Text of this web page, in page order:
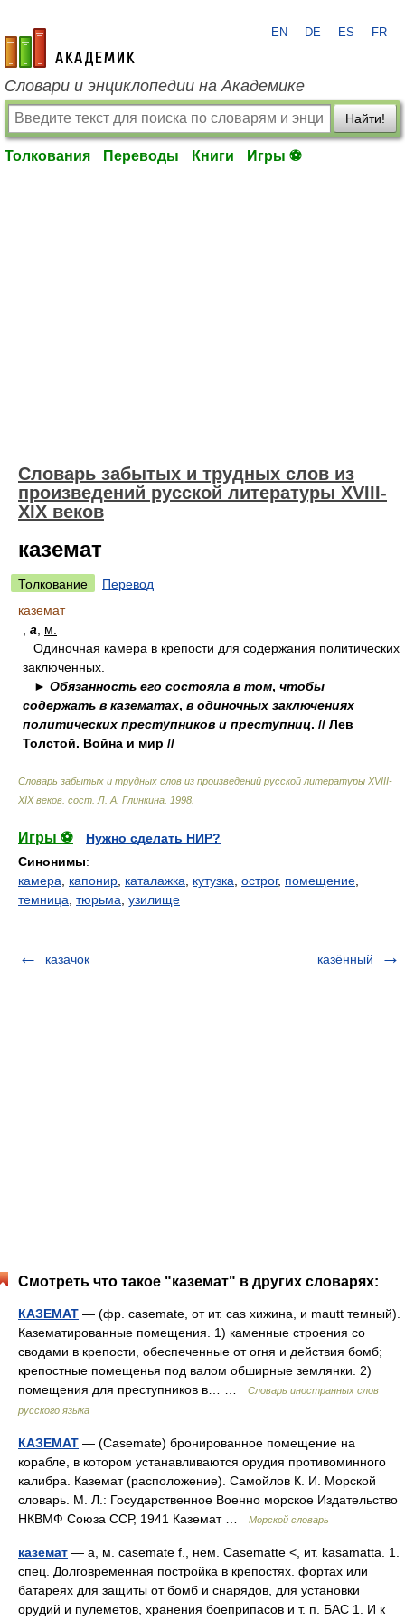
academic.ru
EN DE ES FR
Словари и энциклопедии на Академике
Найти!
Толкования Переводы Книги Игры ⚽
Словарь забытых и трудных слов из
произведений русской литературы ХVIII-
ХIХ веков
каземат
Толкование
Перевод
каземат
а
м.
Одиночная камера в крепости для содержания политических
заключенных.
► Обязанность его состояла в том, чтобы
содержать в казематах, в одиночных заключениях
политических преступников и преступниц. // Лев
Толстой. Война и мир //
Словарь забытых и трудных слов из произведений русской литературы ХVIII-
ХIХ веков сост. Л. А. Глинкина 1998
Игры ⚽
Нужно сделать НИР?
Синонимы:
камера
капонир каталажка кутузка острог, помещение
темница тюрьма узилище
казачок казённый
Смотреть что такое "каземат" в других словарях:
КАЗЕМАТ — (фр. casemate, от ит. cas хижина, и mautt темный).
Казематированные помещения. 1) каменные строения со
сводами в крепости, обеспеченные от огня и действия бомб;
крепостные помещенья под валом обширные землянки. 2)
помещения для преступников в… …
Словарь иностранных слов
русского языка
КАЗЕМАТ — (Casemate) бронированное помещение на
корабле, в котором устанавливаются орудия противоминного
калибра. Каземат (расположение). Самойлов К. И. Морской
словарь. М. Л.: Государственное Военно морское Издательство
НКВМФ Союза ССР, 1941 Каземат …
Морской словарь
каземат — а, м. casemate f., нем. Casematte <, ит. kasamatta. 1.
спец. Долговременная постройка в крепостях. фортах или
батареях для защиты от бомб и снарядов, для установки
орудий и пулеметов, хранения боеприпасов и т. п. БАС 1. И к